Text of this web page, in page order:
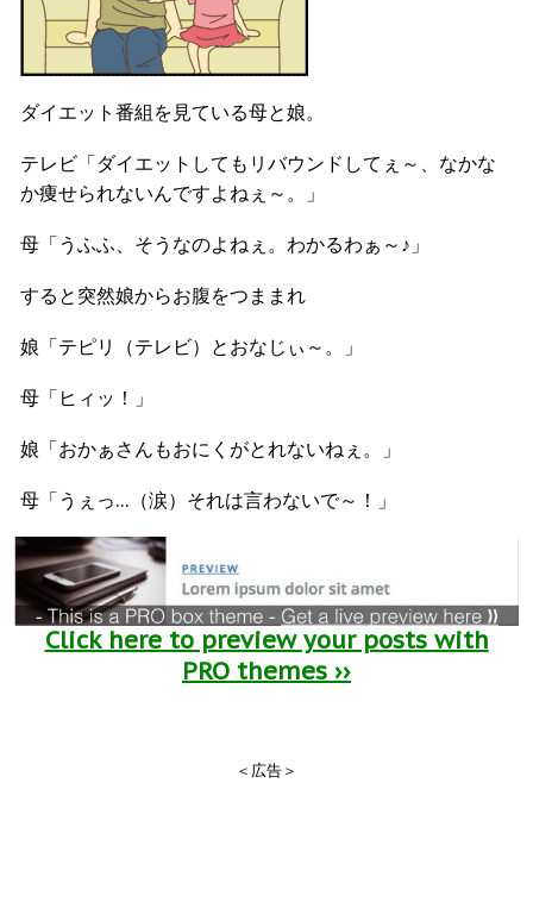
ダイエット番組を見ている母と娘。
テレビ「ダイエットしてもリバウンドしてぇ～、なかな
か痩せられないんですよねぇ～。」
母「うふふ、そうなのよねぇ。わかるわぁ～♪」
すると突然娘からお腹をつままれ
娘「テピリ（テレビ）とおなじぃ～。」
母「ヒィッ！」
娘「おかぁさんもおにくがとれないねぇ。」
母「うぇっ…（涙）それは言わないで～！」
Click here to preview your posts with
PRO themes ››
＜広告＞